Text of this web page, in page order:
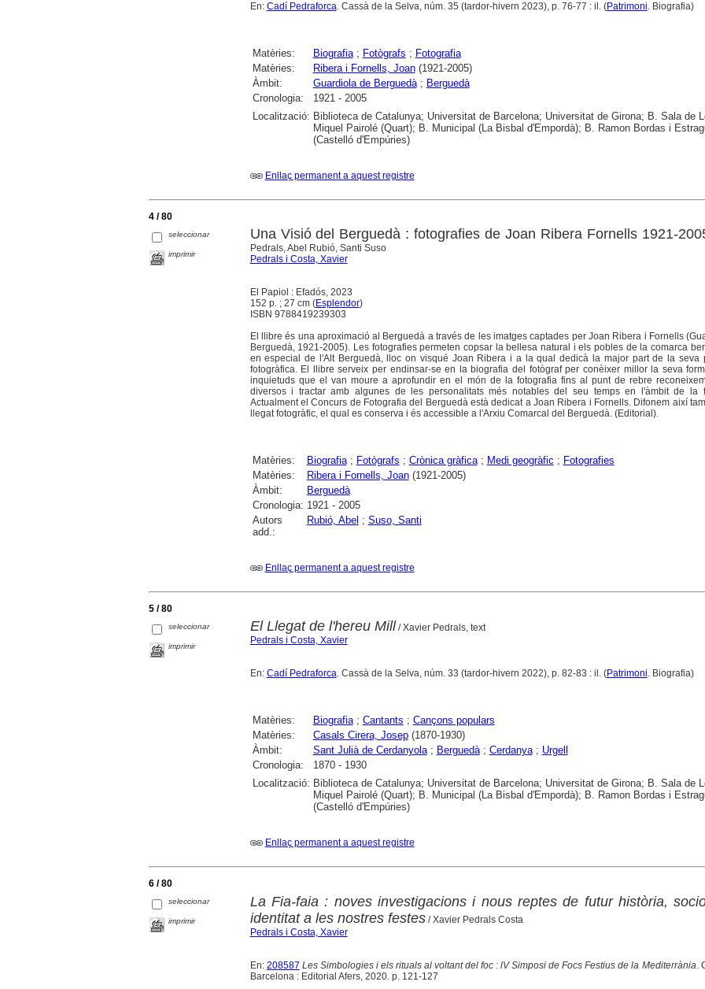
En: Cadí Pedraforca. Cassà de la Selva, núm. 35 (tardor-hivern 2023), p. 76-77 : il. (Patrimoni. Biografia)
Matèries: Biografia; Fotògrafs ; Fotografia
Matèries:
Ribera i Fornells, Joan(1921-2005)
Àmbit:
Guardiola de Berguedà; Berguedà
Cronologia:
1921 - 2005
Localització: Biblioteca de Catalunya; Universitat de Barcelona; Universitat de Girona; B. Sala de
Miquel Pairolé (Quart); B. Municipal (La Bisbal d'Empordà); B. Ramon Bordas i
(Castelló d'Empúries)
Enllaç permanent a aquest registre
4 / 80
seleccionar
imprimir
Una Visió del Berguedà : fotografies de Joan Ribera Fornells 1921-
Pedrals, Abel Rubió, Santi Suso
Pedrals i Costa, Xavier
El Papiol : Efadós, 2023
152 p. ; 27 cm (Esplendor)
ISBN 9788419239303
El llibre és una aproximació al Berguedà a través de les imatges captades per Joan Ribera i Fornells
Berguedà, 1921-2005). Les fotografies permeten copsar la bellesa natural i els pobles de la comarca
en especial de l'Alt Berguedà, lloc on visqué Joan Ribera i a la qual dedicà la major part de la seva
fotogràfica. El llibre serveix per endinsar-se en la biografia del fotògraf per conèixer millor la seva
inquietuds que el van moure a aprofundir en el món de la fotografia fins al punt de rebre
diversos i tractar amb algunes de les personalitats més notables del seu temps en l'àmbit de la
Actualment el Concurs de Fotografia del Berguedà està dedicat a Joan Ribera i Fornells. Difonem així
llegat fotogràfic, el qual es conserva i és accessible a l'Arxiu Comarcal del Berguedà. (Editorial).
Matèries: Biografia; Fotògrafs ; Crònica gràfica; Medi geogràfic ; Fotografies
Matèries:
Ribera i Fornells, Joan(1921-2005)
Àmbit:
Berguedà
Cronologia: 1921 - 2005
Autors
add.:
Rubió, Abel ; Suso, Santi
Enllaç permanent a aquest registre
5 / 80
seleccionar
imprimir
El Llegat de l'hereu Mill/ Xavier Pedrals, text
Pedrals i Costa, Xavier
En: Cadí Pedraforca. Cassà de la Selva, núm. 33 (tardor-hivern 2022), p. 82-83 : il. (Patrimoni. Biografia)
Matèries: Biografia; Cantants ; Cançons populars
Matèries:
Casals Cirera, Josep(1870-1930)
Àmbit:
Sant Julià de Cerdanyola; Berguedà; Cerdanya; Urgell
Cronologia:
1870 - 1930
Localització: Biblioteca de Catalunya; Universitat de Barcelona; Universitat de Girona; B. Sala de
Miquel Pairolé (Quart); B. Municipal (La Bisbal d'Empordà); B. Ramon Bordas i
(Castelló d'Empúries)
Enllaç permanent a aquest registre
6 / 80
seleccionar
imprimir
La Fia-faia : noves investigacions i nous reptes de futur història,
identitat a les nostres festes/ Xavier Pedrals Costa
Pedrals i Costa, Xavier
En: 208587 Les Simbologies i els rituals al voltant del foc : lV Simposi de Focs Festius de la Mediterrània .
Barcelona : Editorial Afers, 2020. p. 121-127